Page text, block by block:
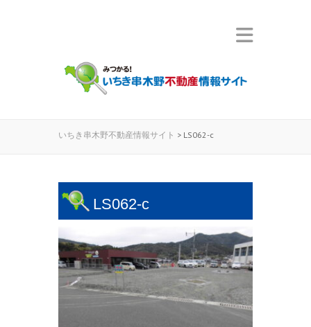
いちき串木野不動産情報サイト > LS062-c
LS062-c